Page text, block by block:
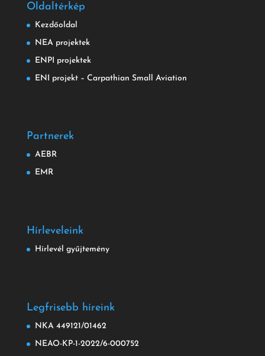
Oldaltérkép
Kezdőoldal
NEA projektek
ENPI projektek
ENI projekt – Carpathian Small Aviation
Partnerek
AEBR
EMR
Hírleveleink
Hírlevél gyűjtemény
Legfrisebb híreink
NKA 449121/01462
NEAO-KP-1-2022/6-000752